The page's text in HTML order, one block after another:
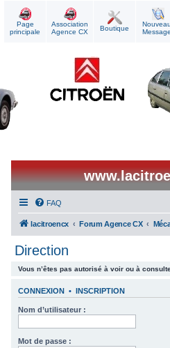
Page
principale
Association
Agence CX
Boutique
FAQ
lacitroencx Forum Agence CX
Direction
Vous n’êtes pas autorisé à voir ou à
CONNEXION • INSCRIPTION
Nom d’utilisateur :
Mot de passe :